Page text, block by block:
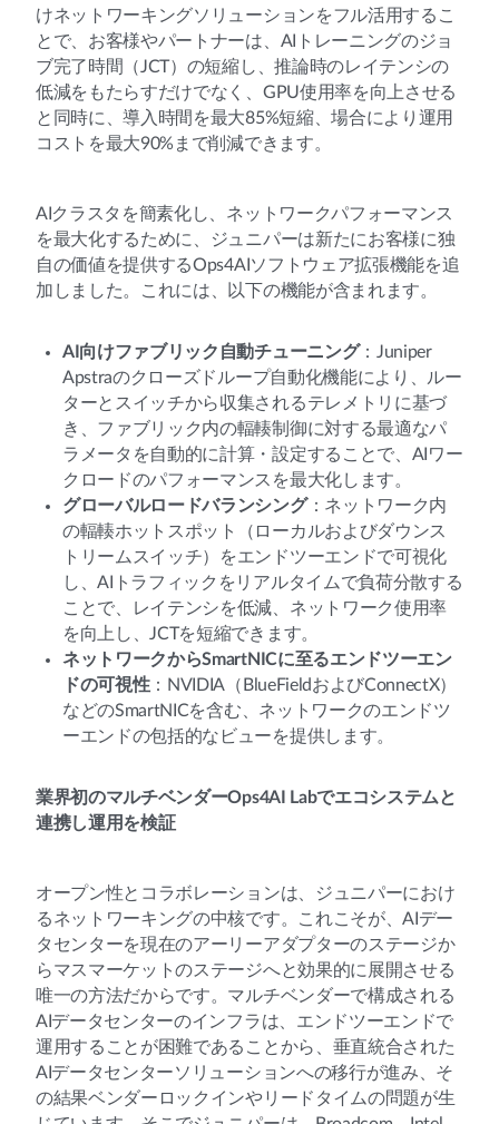
けネットワーキングソリューションをフル活用するこ
とで、お客様やパートナーは、AIトレーニングのジョ
ブ完了時間（JCT）の短縮し、推論時のレイテンシの
低減をもたらすだけでなく、GPU使用率を向上させる
と同時に、導入時間を最大85%短縮、場合により運用
コストを最大90%まで削減できます。
AIクラスタを簡素化し、ネットワークパフォーマンス
を最大化するために、ジュニパーは新たにお客様に独
自の価値を提供するOps4AIソフトウェア拡張機能を追
加しました。これには、以下の機能が含まれます。
AI向けファブリック自動チューニング：Juniper
Apstraのクローズドループ自動化機能により、ルー
ターとスイッチから収集されるテレメトリに基づ
き、ファブリック内の輻輳制御に対する最適なパ
ラメータを自動的に計算・設定することで、AIワー
クロードのパフォーマンスを最大化します。
グローバルロードバランシング：ネットワーク内
の輻輳ホットスポット（ローカルおよびダウンス
トリームスイッチ）をエンドツーエンドで可視化
し、AIトラフィックをリアルタイムで負荷分散する
ことで、レイテンシを低減、ネットワーク使用率
を向上し、JCTを短縮できます。
ネットワークからSmartNICに至るエンドツーエン
ドの可視性：NVIDIA（BlueFieldおよびConnectX）
などのSmartNICを含む、ネットワークのエンドツ
ーエンドの包括的なビューを提供します。
業界初のマルチベンダーOps4AI Labでエコシステムと
連携し運用を検証
オープン性とコラボレーションは、ジュニパーにおけ
るネットワーキングの中核です。これこそが、AIデー
タセンターを現在のアーリーアダプターのステージか
らマスマーケットのステージへと効果的に展開させる
唯一の方法だからです。マルチベンダーで構成される
AIデータセンターのインフラは、エンドツーエンドで
運用することが困難であることから、垂直統合された
AIデータセンターソリューションへの移行が進み、そ
の結果ベンダーロックインやリードタイムの問題が生